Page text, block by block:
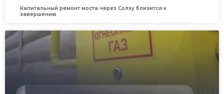
Капитальный ремонт моста через Солзу близится к
завершению